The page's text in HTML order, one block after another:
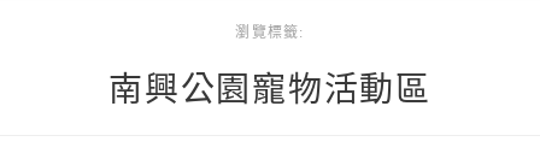
瀏覽標籤:
南興公園寵物活動區